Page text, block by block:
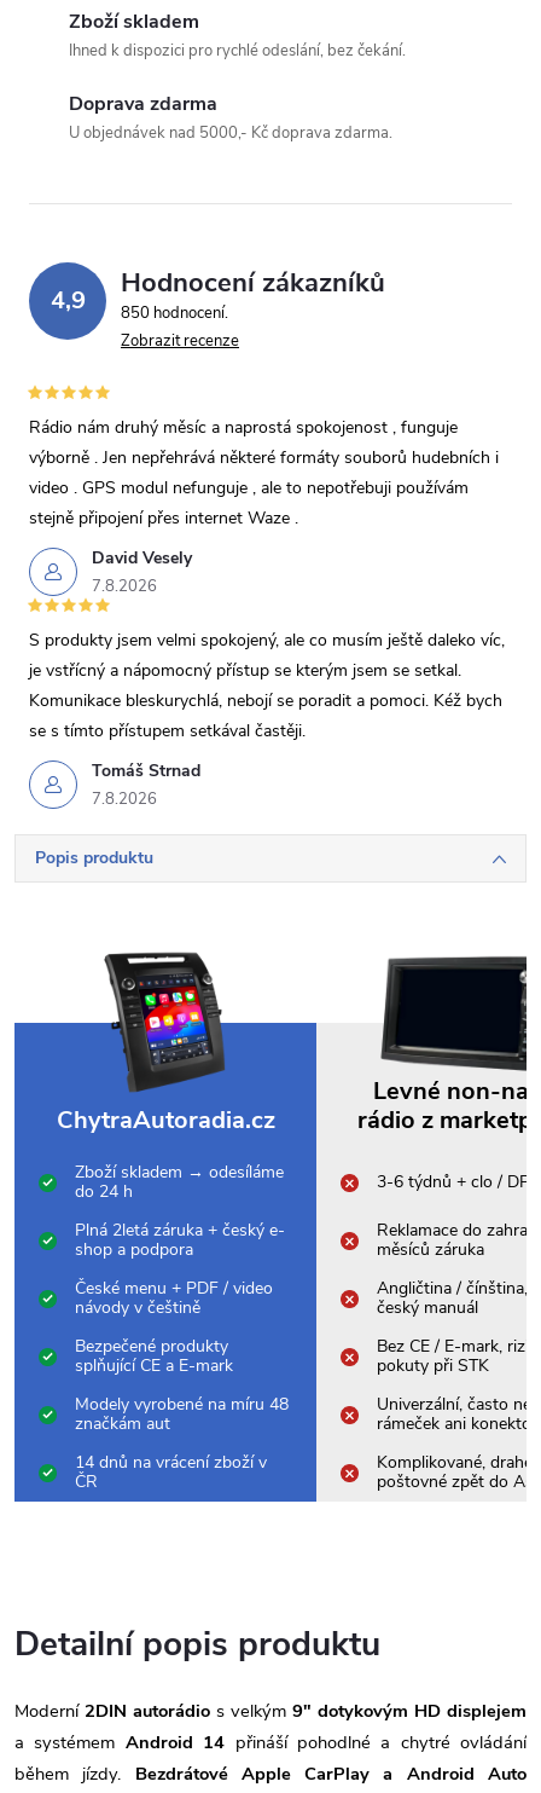
Odesláním souhlasíte sezpracováním osobních údajů
Zboží skladem
Ihned k dispozici pro rychlé odeslání, bez čekání.
Doprava zdarma
U objednávek nad 5000,- Kč doprava zdarma.
4,9 Hodnocení zákazníků
850 hodnocení
Zobrazit recenze
David Vesely
7.8.2026
Rádio nám druhý měsíc a naprostá spokojenost , funguje
výborně . Jen nepřehrává některé formáty souborů hudebních i
video . GPS modul nefunguje , ale to nepotřebuji používám
stejně připojení přes internet Waze .
Tomáš Strnad
7.8.2026
S produkty jsem velmi spokojený, ale co musím ještě daleko víc,
je vstřícný a nápomocný přístup se kterým jsem se setkal.
Komunikace bleskurychlá, nebojí se poradit a pomoci. Kéž bych
se s tímto přístupem setkával častěji.
Popis produktu
ChytraAutoradia.cz
Levné non-
rádio z
Zboží skladem → odesíláme
do 24 h
3-6 týdnů + clo /
Plná 2letá záruka + český e-
shop a podpora
Reklamace do
měsíců záruka
České menu + PDF / video
návody v češtině
Angličtina / čínština,
český manuál
Bezpečené produkty
splňující CE a E-mark
Bez CE / E-mark,
pokuty při STK
Modely vyrobené na míru 48
značkám aut
Univerzální, často
rámeček ani konektor
14 dnů na vrácení zboží v
ČR
Komplikované, drahé
poštovné zpět do
Detailní popis produktu
Moderní 2DIN autorádio s velkým 9" dotykovým HD displejem
a systémem Android 14 přináší pohodlné a chytré ovládání
během jízdy. Bezdrátové Apple CarPlay a Android Auto